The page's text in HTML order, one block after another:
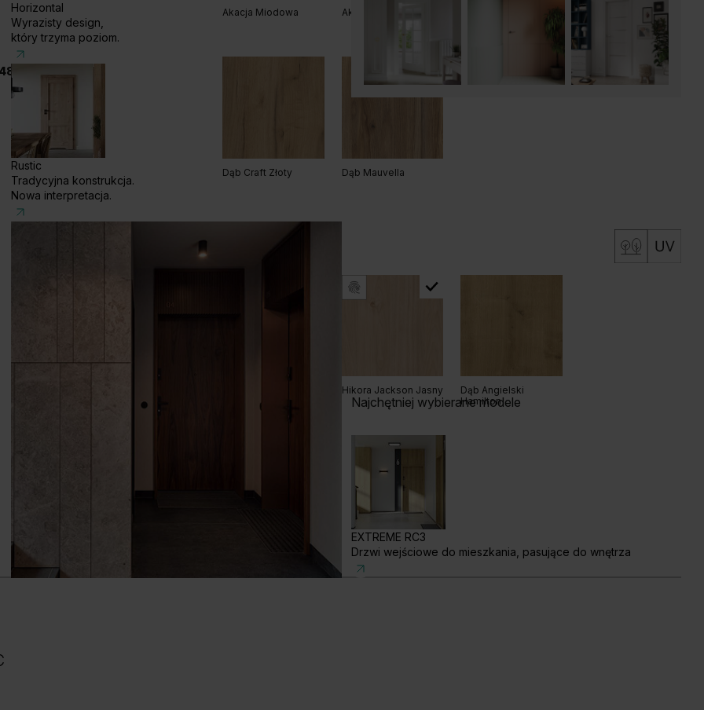
Horizontal
Wyrazisty design,
który trzyma poziom.
Rustic
Tradycyjna konstrukcja.
Nowa interpretacja.
Najchętniej wybierane modele
EXTREME RC3
Drzwi wejściowe do mieszkania, pasujące do wnętrza
585 858 056
Dąb Matowy Dąb Naturalny Dąb Matowy Ciemny
Grupa cenowa (2)
Akacja Miodowa Akacja Srebrna Dąb Catania
Dąb Craft Złoty Dąb Mauvella
Hikora Jackson Jasny
Dąb Angielski
Hamilton